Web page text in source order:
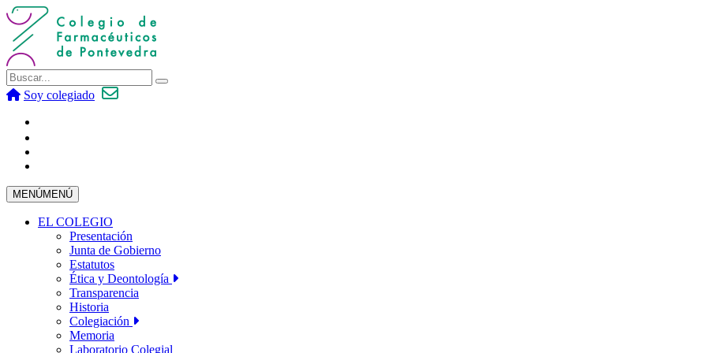
Soy colegiado
MENÚMENÚ
EL COLEGIO
Presentación
Junta de Gobierno
Estatutos
Ética y Deontología
Transparencia
Historia
Colegiación
Memoria
Laboratorio Colegial